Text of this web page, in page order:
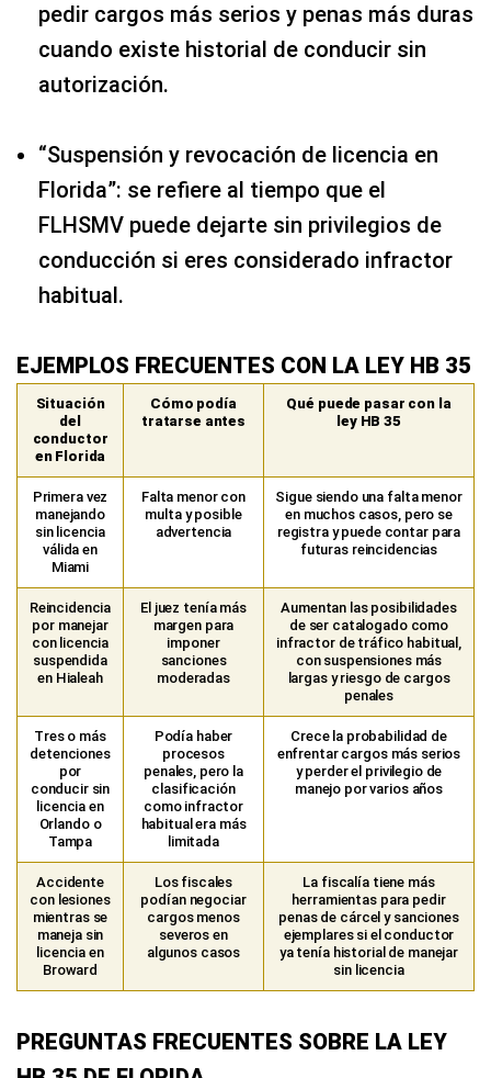
pedir cargos más serios y penas más duras
cuando existe historial de conducir sin
autorización.
“Suspensión y revocación de licencia en
Florida”: se refiere al tiempo que el
FLHSMV puede dejarte sin privilegios de
conducción si eres considerado infractor
habitual.
EJEMPLOS FRECUENTES CON LA LEY HB 35
Situación
del
conductor
en Florida
Cómo podía
tratarse antes
Qué puede pasar con la
ley HB 35
Primera vez
manejando
sin licencia
válida en
Miami
Falta menor con
multa y posible
advertencia
Sigue siendo una falta menor
en muchos casos, pero se
registra y puede contar para
futuras reincidencias
Reincidencia
por manejar
con licencia
suspendida
en Hialeah
El juez tenía más
margen para
imponer
sanciones
moderadas
Aumentan las posibilidades
de ser catalogado como
infractor de tráfico habitual,
con suspensiones más
largas y riesgo de cargos
penales
Tres o más
detenciones
por
conducir sin
licencia en
Orlando o
Tampa
Podía haber
procesos
penales, pero la
clasificación
como infractor
habitual era más
limitada
Crece la probabilidad de
enfrentar cargos más serios
y perder el privilegio de
manejo por varios años
Accidente
con lesiones
mientras se
maneja sin
licencia en
Broward
Los fiscales
podían negociar
cargos menos
severos en
algunos casos
La fiscalía tiene más
herramientas para pedir
penas de cárcel y sanciones
ejemplares si el conductor
ya tenía historial de manejar
sin licencia
PREGUNTAS FRECUENTES SOBRE LA LEY